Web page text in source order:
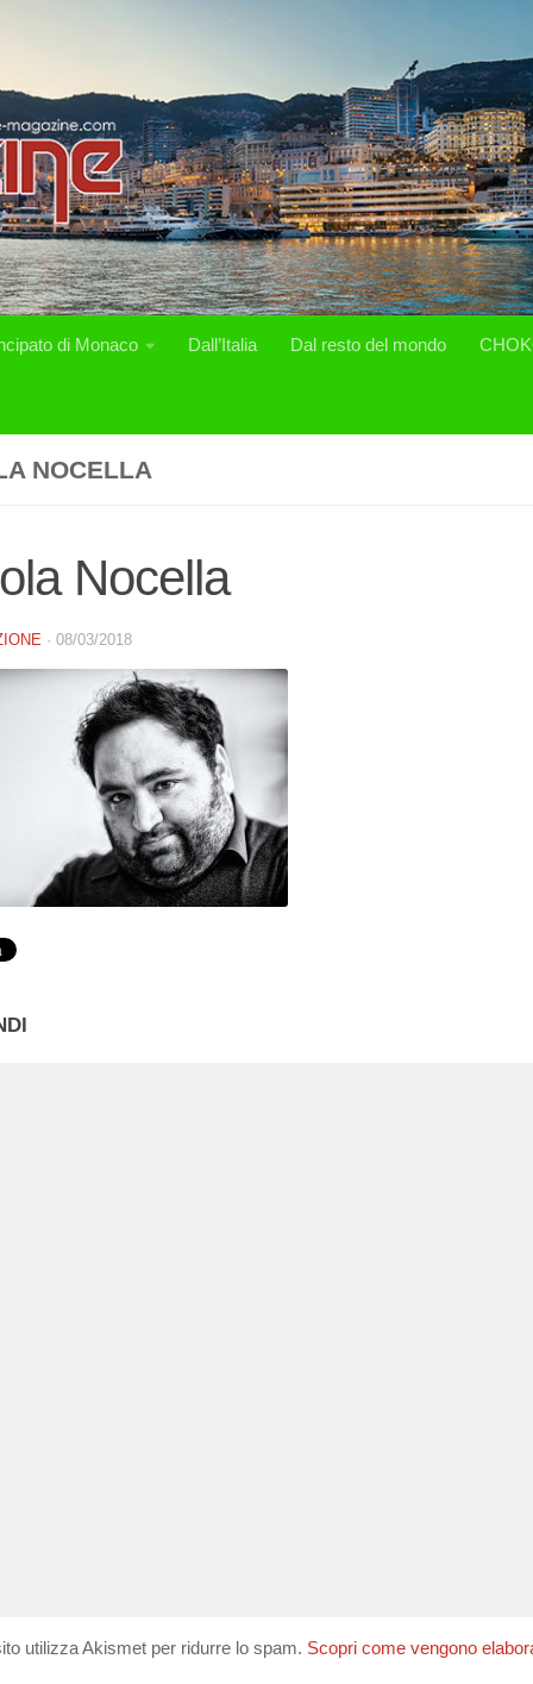
di Monaco Dall’Italia Dal resto del mondo
NOCELLA
Nocella
· 08/03/2018
utilizza Akismet per ridurre lo spam. Scopri come vengono